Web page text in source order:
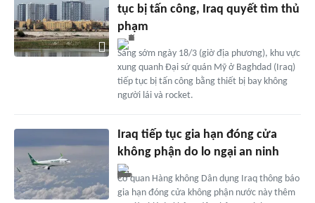
tục bị tấn công, Iraq quyết tìm thủ
phạm
Sáng sớm ngày 18/3 (giờ địa phương), khu vực
xung quanh Đại sứ quán Mỹ ở Baghdad (Iraq)
tiếp tục bị tấn công bằng thiết bị bay không
người lái và rocket.
Iraq tiếp tục gia hạn đóng cửa
không phận do lo ngại an ninh
Cơ quan Hàng không Dân dụng Iraq thông báo
gia hạn đóng cửa không phận nước này thêm